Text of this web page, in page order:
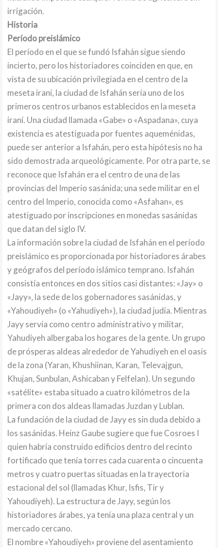
irrigación.
Historia
Período preislámico
El período en el que se fundó Isfahán sigue siendo
incierto, pero los historiadores coinciden en que, en
vista de su ubicación privilegiada en el centro de la
meseta iraní, la ciudad de Isfahán sería uno de los
primeros centros urbanos establecidos en la meseta
iraní. Una ciudad llamada «Gabe» o «Aspadana», cuya
existencia es atestiguada por fuentes aqueménidas,
puede ser anterior a Isfahán, pero esta hipótesis no ha
sido demostrada arqueológicamente. Por otra parte, se
reconoce que Isfahán era el centro de una de las
provincias del Imperio sasánida; una sede militar en el
centro del Imperio, conocida como «Asfahan», es
atestiguado por inscripciones en monedas sasánidas
que datan del siglo IV.
La información sobre la ciudad de Isfahán en el período
preislámico es proporcionada por historiadores árabes
y geógrafos del período islámico temprano. Isfahán
consistía entonces en dos sitios casi distantes: «Jay» o
«Jayy», la sede de los gobernadores sasánidas, y
«Yahoudiyeh» (o «Yahudiyeh»), la ciudad judía. Mientras
Jayy servía como centro administrativo y militar,
Yahudiyeh albergaba los hogares de la gente. Un grupo
de prósperas aldeas alrededor de Yahudiyeh en el oasis
de la zona (Yaran, Khushiinan, Karan, Televajgun,
Khujan, Sunbulan, Ashicaban y Felfelan). Un segundo
«satélite» estaba situado a cuatro kilómetros de la
primera con dos aldeas llamadas Juzdan y Lublan.
La fundación de la ciudad de Jayy es sin duda debido a
los sasánidas. Heinz Gaube sugiere que fue Cosroes I
quien habría construido edificios dentro del recinto
fortificado que tenía torres cada cuarenta o cincuenta
metros y cuatro puertas situadas en la trayectoria
estacional del sol (llamadas Khur, Isfis, Tir y
Yahoudiyeh). La estructura de Jayy, según los
historiadores árabes, ya tenía una plaza central y un
mercado cercano.
El nombre «Yahoudiyeh» proviene del asentamiento